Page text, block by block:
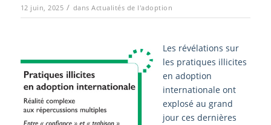
12 juin, 2025 / dansActualités de l'adoption
Les révélations sur
les pratiques illicites
en adoption
internationale ont
explosé au grand
jour ces dernières